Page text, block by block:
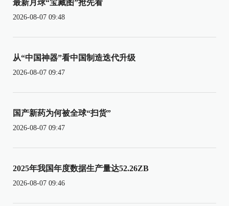
最新月球“宝藏图”抢先看
2026-08-07 09:48
从“中国神器”看中国制造迭代升级
2026-08-07 09:47
国产新药为何被全球“扫货”
2026-08-07 09:47
2025年我国年度数据生产量达52.26ZB
2026-08-07 09:46